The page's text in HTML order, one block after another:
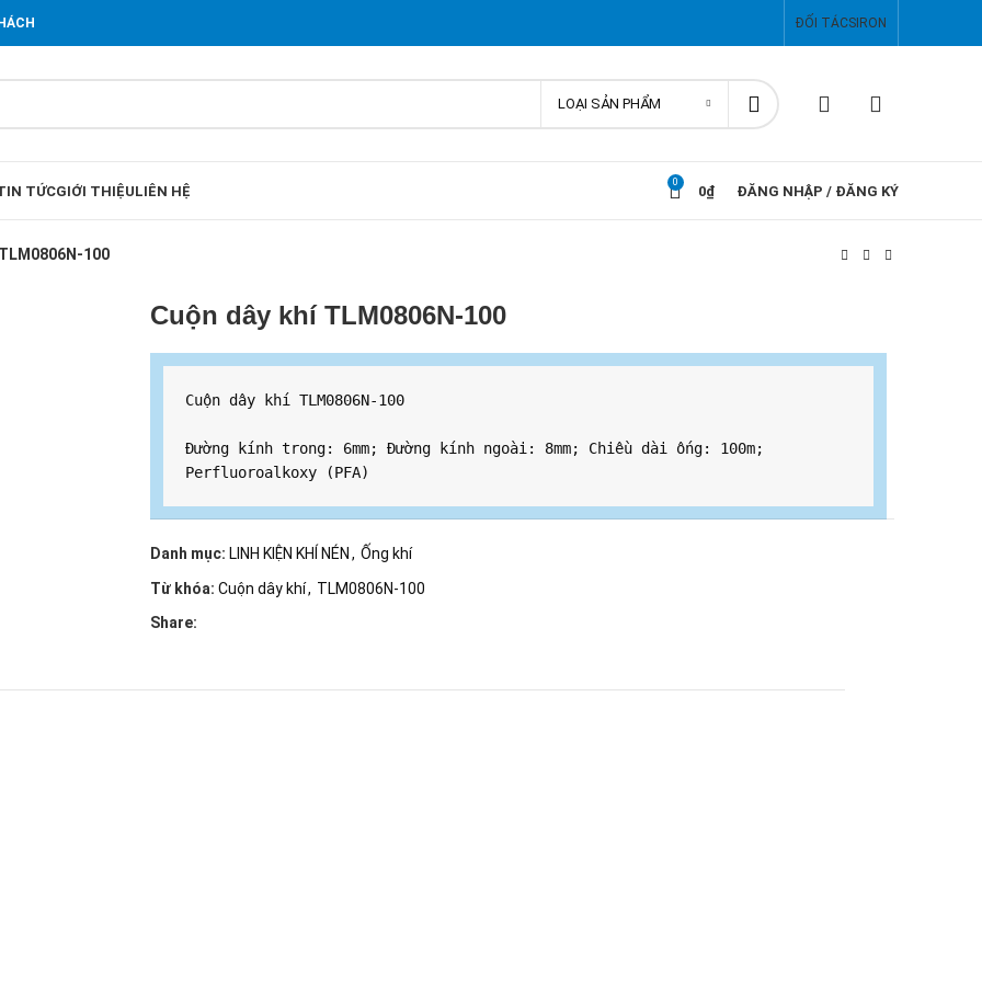
ĐỐI TÁCSIRON
LOẠI SẢN PHẨM
TỨCGIỚI THIỆULIÊN HỆ
0
0₫ ĐĂNG NHẬP / ĐĂNG KÝ
100
Cuộn dây khí TLM0806N-100
Cuộn dây khí TLM0806N-100
Đường kính trong: 6mm; Đường kính ngoài: 8mm; Chiều dài ống: 100m;
Perfluoroalkoxy (PFA)
Danh mục: LINH KIỆN KHÍ NÉN, Ống khí
Từ khóa: Cuộn dây khí, TLM0806N-100
Share: